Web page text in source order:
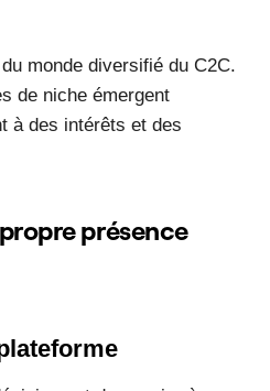
monde diversifié du C2C.
de niche émergent
à des intérêts et des
présence